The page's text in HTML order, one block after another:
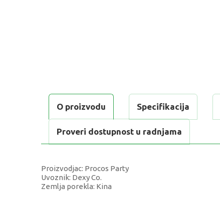
O proizvodu Specifikacija
Proveri dostupnost u radnjama
Proizvodjac: Procos Party
Uvoznik: Dexy Co.
Zemlja porekla: Kina